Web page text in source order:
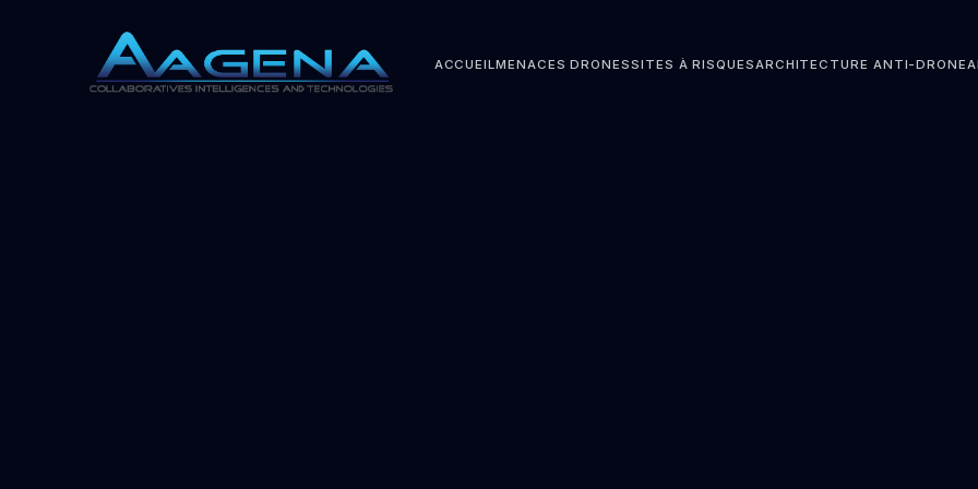
ACCUEILMENACES DRONESSITES À RISQUES ARCHITECTURE ANTI-DRONE